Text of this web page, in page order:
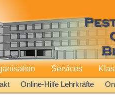
Online-Hilfe Lehrkräfte
Services